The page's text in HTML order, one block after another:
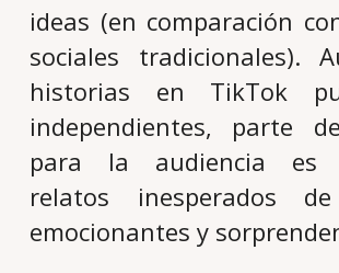
ideas (en comparación
sociales tradicionales).
historias en TikTok
independientes, parte
para la audiencia es
relatos inesperados
emocionantes y